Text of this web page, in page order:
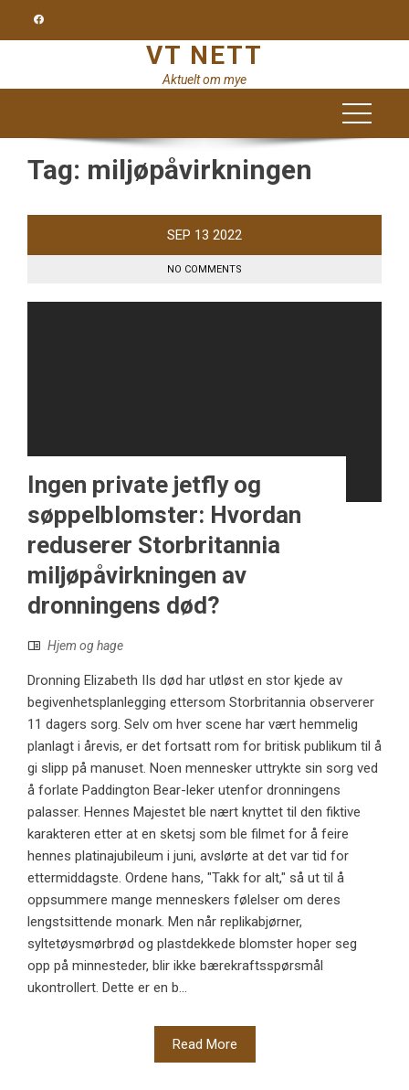
VT NETT
Aktuelt om mye
Tag: miljøpåvirkningen
SEP 13 2022
NO COMMENTS
Ingen private jetfly og
søppelblomster: Hvordan
reduserer Storbritannia
miljøpåvirkningen av
dronningens død?
Hjem og hage
Dronning Elizabeth IIs død har utløst en stor kjede av
begivenhetsplanlegging ettersom Storbritannia observerer
11 dagers sorg. Selv om hver scene har vært hemmelig
planlagt i årevis, er det fortsatt rom for britisk publikum til å
gi slipp på manuset. Noen mennesker uttrykte sin sorg ved
å forlate Paddington Bear-leker utenfor dronningens
palasser. Hennes Majestet ble nært knyttet til den fiktive
karakteren etter at en sketsj som ble filmet for å feire
hennes platinajubileum i juni, avslørte at det var tid for
ettermiddagste. Ordene hans, "Takk for alt," så ut til å
oppsummere mange menneskers følelser om deres
lengstsittende monark. Men når replikabjørner,
syltetøysmørbrød og plastdekkede blomster hoper seg
opp på minnesteder, blir ikke bærekraftsspørsmål
ukontrollert. Dette er en b...
Read More